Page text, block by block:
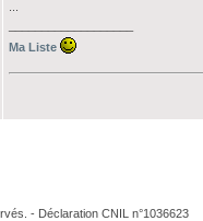
Ma Liste
- Déclaration CNIL n°1036623